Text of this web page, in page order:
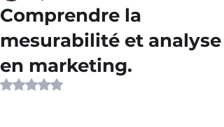
Comprendre la
mesurabilité et analyse
en marketing.
Noté NaN étoiles sur 5.